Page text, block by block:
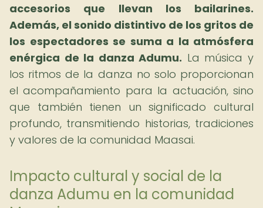
accesorios que llevan los bailarines.
Además, el sonido distintivo de los gritos de
los espectadores se suma a la atmósfera
enérgica de la danza Adumu. La música y
los ritmos de la danza no solo proporcionan
el acompañamiento para la actuación, sino
que también tienen un significado cultural
profundo, transmitiendo historias, tradiciones
y valores de la comunidad Maasai.
Impacto cultural y social de la
danza Adumu en la comunidad